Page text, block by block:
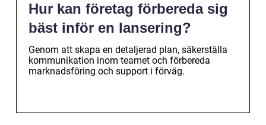
Hur kan företag förbereda sig
bäst inför en lansering?
Genom att skapa en detaljerad plan, säkerställa
kommunikation inom teamet och förbereda
marknadsföring och support i förväg.